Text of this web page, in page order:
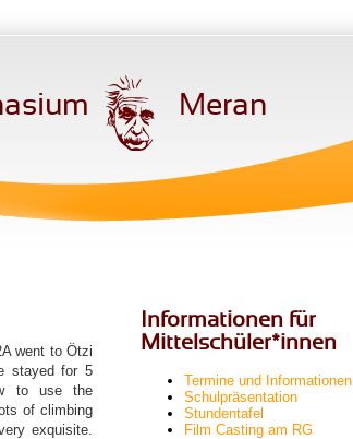
Meran
went to Ötzi
stayed for 5
to use the
of climbing
exquisite.
Informationen für
Mittelschüler*innen
Termine und Informationen
Schulpräsentation
Stundentafel
Film Casting am RG